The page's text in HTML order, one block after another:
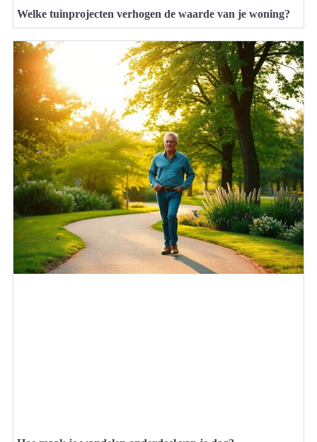
Welke tuinprojecten verhogen de waarde van je woning?